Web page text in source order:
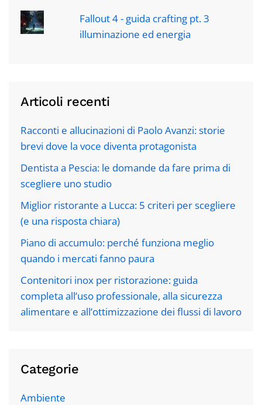
Fallout 4 - guida crafting pt. 3
illuminazione ed energia
Articoli recenti
Racconti e allucinazioni di Paolo Avanzi: storie
brevi dove la voce diventa protagonista
Dentista a Pescia: le domande da fare prima di
scegliere uno studio
Miglior ristorante a Lucca: 5 criteri per scegliere
(e una risposta chiara)
Piano di accumulo: perché funziona meglio
quando i mercati fanno paura
Contenitori inox per ristorazione: guida
completa all’uso professionale, alla sicurezza
alimentare e all’ottimizzazione dei flussi di lavoro
Categorie
Ambiente